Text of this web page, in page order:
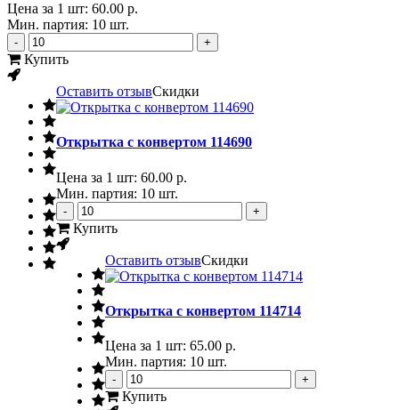
Цена за 1 шт: 60.00 р.
Мин. партия: 10 шт.
- +
Купить
Оставить отзывСкидки
Открытка с конвертом 114690
Цена за 1 шт: 60.00 р.
Мин. партия: 10 шт.
- +
Купить
Оставить отзывСкидки
Открытка с конвертом 114714
Цена за 1 шт: 65.00 р.
Мин. партия: 10 шт.
- +
Купить